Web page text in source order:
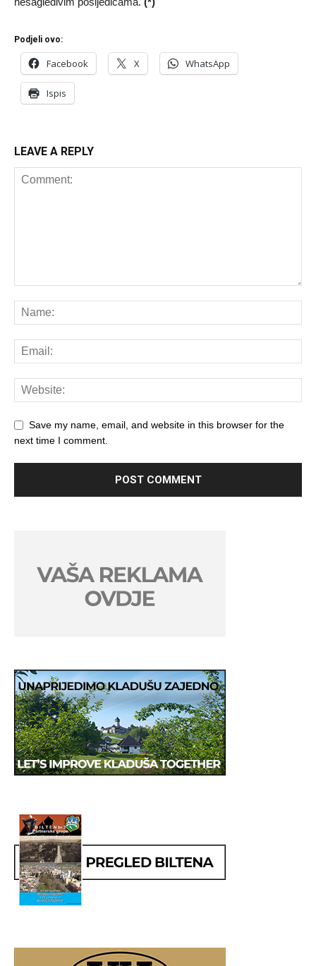
Podjeli ovo:
Facebook X WhatsApp
Ispis
LEAVE A REPLY
Save my name, email, and website in this browser for the
next time I comment.